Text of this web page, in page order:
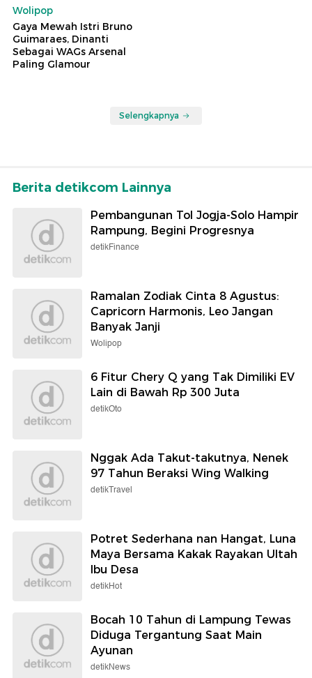
Wolipop
Gaya Mewah Istri Bruno
Guimaraes, Dinanti
Sebagai WAGs Arsenal
Paling Glamour
Selengkapnya
Berita detikcom Lainnya
Pembangunan Tol Jogja-Solo Hampir
Rampung, Begini Progresnya
detikFinance
Ramalan Zodiak Cinta 8 Agustus:
Capricorn Harmonis, Leo Jangan
Banyak Janji
Wolipop
6 Fitur Chery Q yang Tak Dimiliki EV
Lain di Bawah Rp 300 Juta
detikOto
Nggak Ada Takut-takutnya, Nenek
97 Tahun Beraksi Wing Walking
detikTravel
Potret Sederhana nan Hangat, Luna
Maya Bersama Kakak Rayakan Ultah
Ibu Desa
detikHot
Bocah 10 Tahun di Lampung Tewas
Diduga Tergantung Saat Main
Ayunan
detikNews